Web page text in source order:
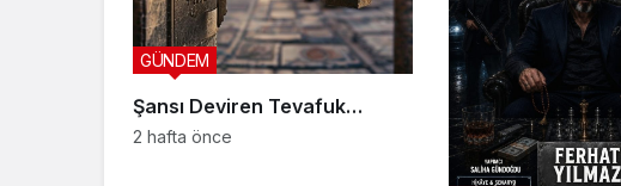
Şansı Deviren Tevafuk…
GÜNDEM
2 hafta önce